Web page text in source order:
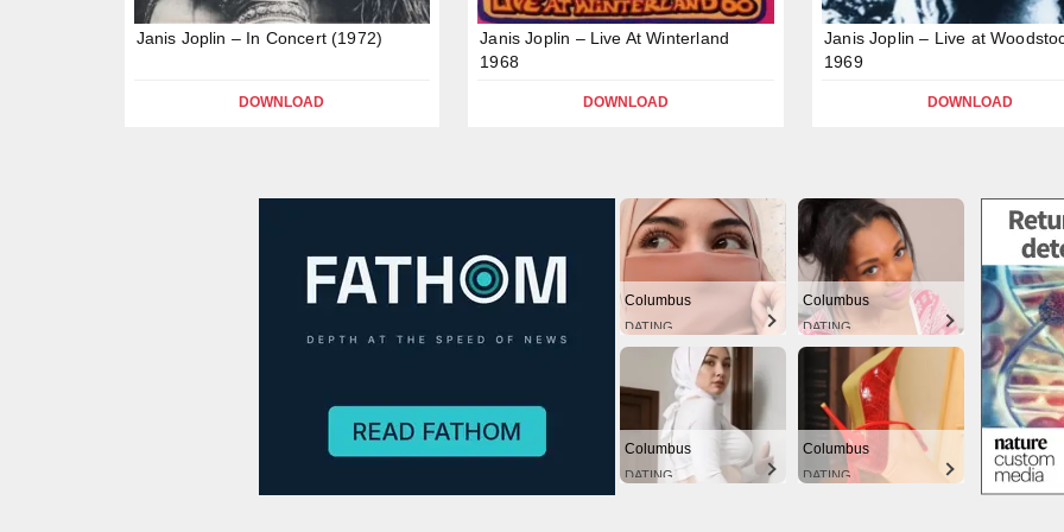
Janis Joplin – In Concert (1972)
DOWNLOAD
Janis Joplin – Live At Winterland
1968
DOWNLOAD
Janis Joplin – Live at
1969
DOWNLOAD
Columbus
DATING
Columbus
DATING
Columbus
DATING
Columbus
DATING